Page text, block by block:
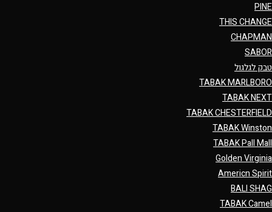
PINE
THIS CHANGE
CHAPMAN
SABOR
טבק לגלגול
TABAK MARLBORO
TABAK NEXT
TABAK CHESTERFIELD
TABAK Winston
TABAK Pall Mall
Golden Virginia
Americn Spirit
BALI SHAG
TABAK Camel